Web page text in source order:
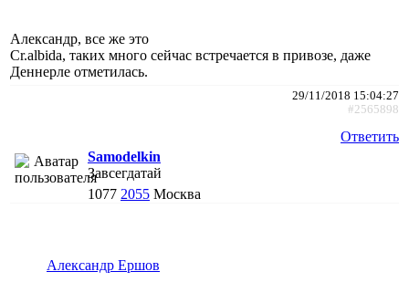
Александр, все же это
Cr.albida, таких много сейчас встречается в привозе, даже
Деннерле отметилась.
29/11/2018 15:04:27
#2565898
Ответить
Samodelkin
Завсегдатай
1077 2055 Москва
Александр Ершов